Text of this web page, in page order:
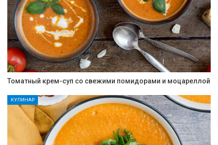
Томатный крем-суп со свежими помидорами и моцареллой
КУЛИНАР